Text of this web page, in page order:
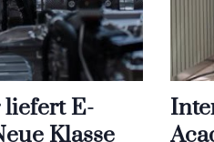
liefert E-
Klasse